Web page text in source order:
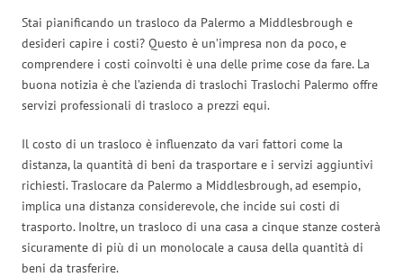
Stai pianificando un trasloco da Palermo a Middlesbrough e
desideri capire i costi? Questo è un’impresa non da poco, e
comprendere i costi coinvolti è una delle prime cose da fare. La
buona notizia è che l’azienda di traslochi Traslochi Palermo offre
servizi professionali di trasloco a prezzi equi.
Il costo di un trasloco è influenzato da vari fattori come la
distanza, la quantità di beni da trasportare e i servizi aggiuntivi
richiesti. Traslocare da Palermo a Middlesbrough, ad esempio,
implica una distanza considerevole, che incide sui costi di
trasporto. Inoltre, un trasloco di una casa a cinque stanze costerà
sicuramente di più di un monolocale a causa della quantità di
beni da trasferire.